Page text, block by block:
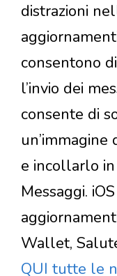
distrazioni
consentono
l’invio dei
consente di
e incollarlo
Messaggi.
Wallet,
QUI tutte le